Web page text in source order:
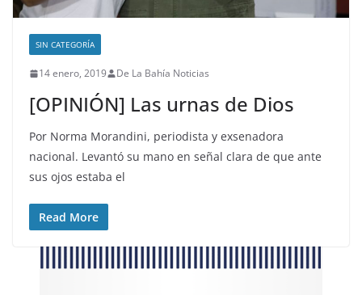
SIN CATEGORÍA
14 enero, 2019 De La Bahía Noticias
[OPINIÓN] Las urnas de Dios
Por Norma Morandini, periodista y exsenadora
nacional. Levantó su mano en señal clara de que ante
sus ojos estaba el
Read More